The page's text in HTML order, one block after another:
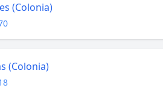
(Colonia)
(Colonia)